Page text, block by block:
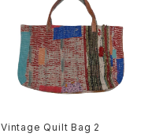
Vintage Quilt Bag 2